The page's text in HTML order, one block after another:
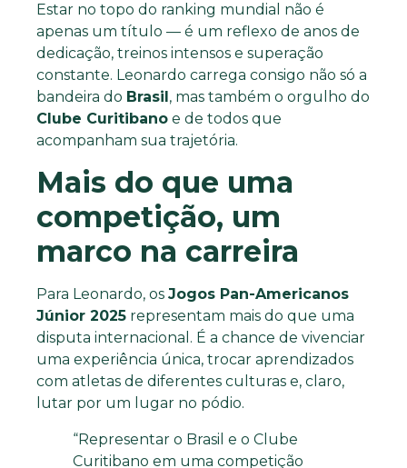
Estar no topo do ranking mundial não é
apenas um título — é um reflexo de anos de
dedicação, treinos intensos e superação
constante. Leonardo carrega consigo não só a
bandeira do Brasil , mas também o orgulho do
Clube Curitibano e de todos que
acompanham sua trajetória.
Mais do que uma
competição, um
marco na carreira
Para Leonardo, os Jogos Pan-Americanos
Júnior 2025 representam mais do que uma
disputa internacional. É a chance de vivenciar
uma experiência única, trocar aprendizados
com atletas de diferentes culturas e, claro,
lutar por um lugar no pódio.
“Representar o Brasil e o Clube
Curitibano em uma competição